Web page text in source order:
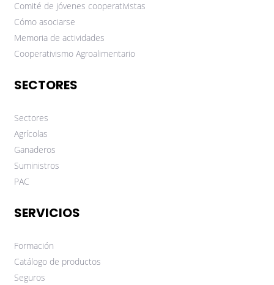
Comité de jóvenes cooperativistas
Cómo asociarse
Memoria de actividades
Cooperativismo Agroalimentario
SECTORES
Sectores
Agrícolas
Ganaderos
Suministros
PAC
SERVICIOS
Formación
Catálogo de productos
Seguros